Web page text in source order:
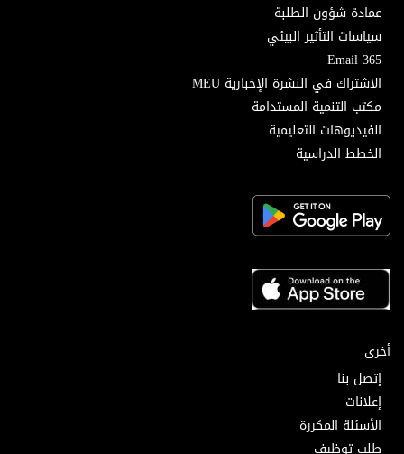
عمادة شؤون الطلبة
سياسات التأثير البيئي
Email 365
الاشتراك في النشرة الإخبارية MEU
مكتب التنمية المستدامة
الفيديوهات التعليمية
الخطط الدراسية
أخرى
إتصل بنا
إعلانات
الأسئلة المكررة